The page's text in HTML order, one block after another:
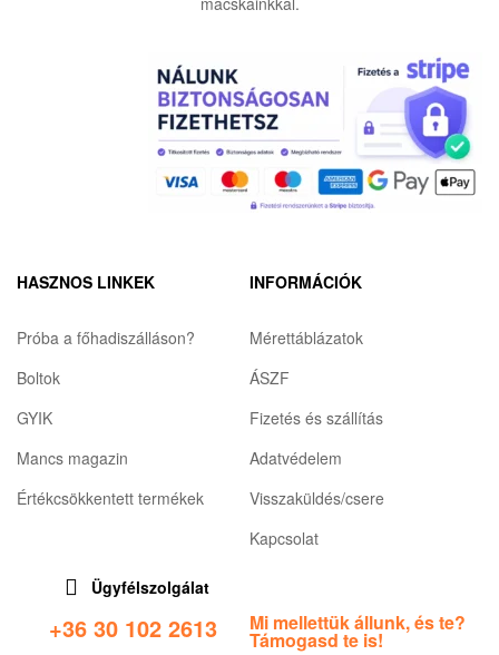
HASZNOS LINKEK
Próba a főhadiszálláson?
Boltok
GYIK
Mancs magazin
Értékcsökkentett termékek
Ügyfélszolgálat
+36 30 102 2613
INFORMÁCIÓK
Mérettáblázatok
ÁSZF
Fizetés és szállítás
Adatvédelem
Visszaküldés/csere
Kapcsolat
Mi mellettük állunk, és te?
Támogasd te is!